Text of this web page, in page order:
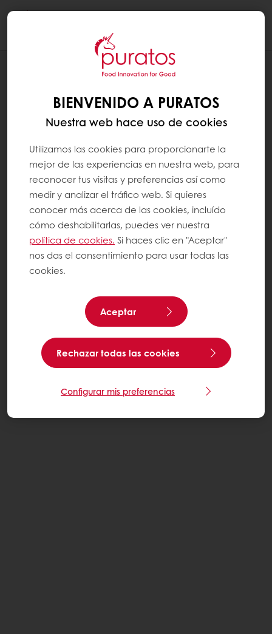
NUESTRO COMPROMISO CON LA
DIVERSIDAD E INCLUSIÓN LGBTI
BIENVENIDO A PURATOS
Nuestra web hace uso de cookies
Utilizamos las cookies para proporcionarte la
mejor de las experiencias en nuestra web, para
reconocer tus visitas y preferencias así como
medir y analizar el tráfico web. Si quieres
conocer más acerca de las cookies, incluído
cómo deshabilitarlas, puedes ver nuestra
política de cookies. Si haces clic en "Aceptar"
nos das el consentimiento para usar todas las
cookies.
Aceptar
Rechazar todas las cookies
Configurar mis preferencias